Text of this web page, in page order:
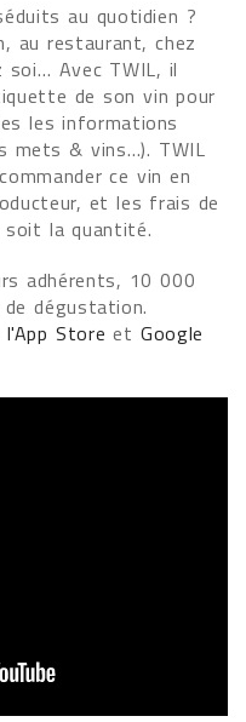
au quotidien ?
au restaurant, chez
soi… Avec TWIL, il
de son vin pour
les informations
mets & vins…). TWIL
ce vin en
et les frais de
soit la quantité.
adhérents, 10 000
dégustation.
l'App Storeet Google